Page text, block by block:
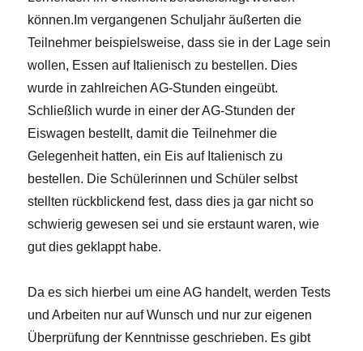
können.Im vergangenen Schuljahr äußerten die
Teilnehmer beispielsweise, dass sie in der Lage sein
wollen, Essen auf Italienisch zu bestellen. Dies
wurde in zahlreichen AG-Stunden eingeübt.
Schließlich wurde in einer der AG-Stunden der
Eiswagen bestellt, damit die Teilnehmer die
Gelegenheit hatten, ein Eis auf Italienisch zu
bestellen. Die Schülerinnen und Schüler selbst
stellten rückblickend fest, dass dies ja gar nicht so
schwierig gewesen sei und sie erstaunt waren, wie
gut dies geklappt habe.
Da es sich hierbei um eine AG handelt, werden Tests
und Arbeiten nur auf Wunsch und nur zur eigenen
Überprüfung der Kenntnisse geschrieben. Es gibt